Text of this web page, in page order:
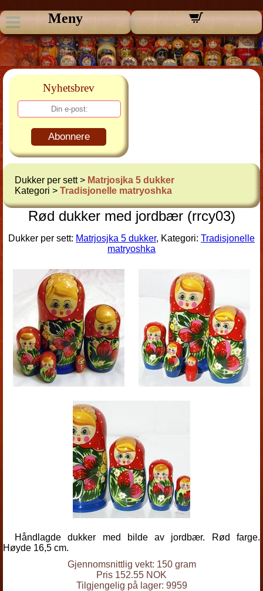
Meny
Nyhetsbrev
Abonnere
Dukker per sett > Matrjosjka 5 dukker
Kategori > Tradisjonelle matryoshka
Rød dukker med jordbær (rrcy03)
Dukker per sett: Matrjosjka 5 dukker, Kategori: Tradisjonelle
matryoshka
Håndlagde dukker med bilde av jordbær. Rød farge.
Høyde 16,5 cm.
Gjennomsnittlig vekt: 150 gram
Pris 152.55 NOK
Tilgjengelig på lager: 9959